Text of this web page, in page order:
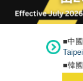
■中
Taipei
■韓